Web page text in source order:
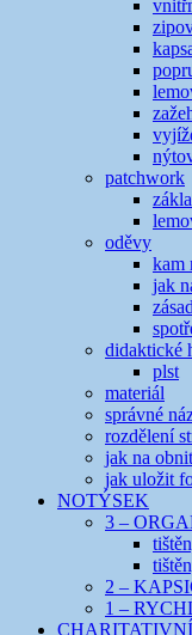
patchwork
oděvy
kam
jak
didaktické
plst
materiál
správné
rozdělení
jak na
jak uložit
NOTÝSEK
3 –
2 –
1 –